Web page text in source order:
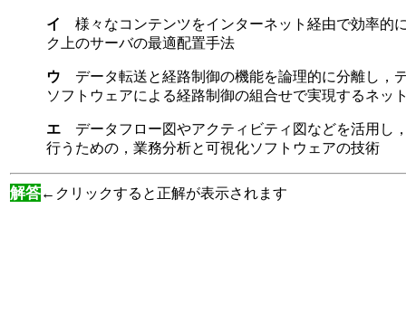
イ 様々なコンテンツをインターネット経由で効率的
ク上のサーバの最適配置手法
ウ データ転送と経路制御の機能を論理的に分離し，
ソフトウェアによる経路制御の組合せで実現するネッ
エ データフロー図やアクティビティ図などを活用し
行うための，業務分析と可視化ソフトウェアの技術
解答←クリックすると正解が表示されます